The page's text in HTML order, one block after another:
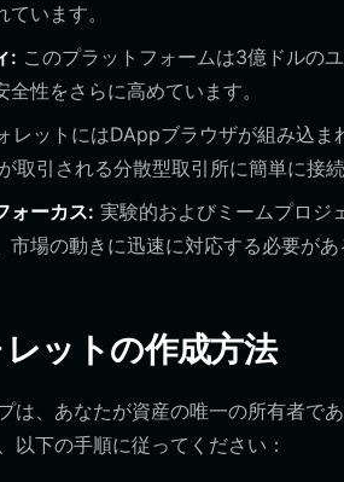
います。
: このプラットフォームは3億ドルの
性をさらに高めています。
レットにはDAppブラウザが組み込
取引される分散型取引所に簡単に接続
ォーカス: 実験的およびミームプロジ
市場の動きに迅速に対応する必要があ
ットの作成方法
は、あなたが資産の唯一の所有者
以下の手順に従ってください：